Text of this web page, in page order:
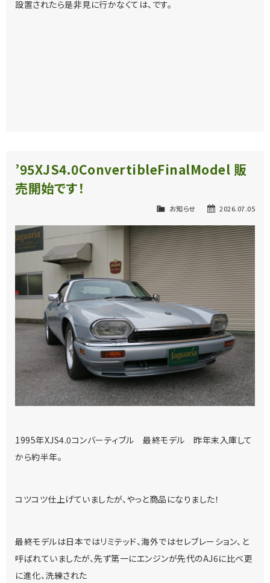
設置されたら是非見に行かなくては、です。
’95XJS4.0ConvertibleFinalModel 販
売開始です！
2026.07.05
お知らせ
1995年XJS4.0コンバーティブル 最終モデル 昨年末入庫して
から約半年。
コツコツ仕上げていましたが、やっと商品になりました！
最終モデルは日本ではリミテッド、海外ではセレブレーション、と
呼ばれていましたが、先ず第一にエンジンが先代のAJ6に比べ更
に進化、洗練された